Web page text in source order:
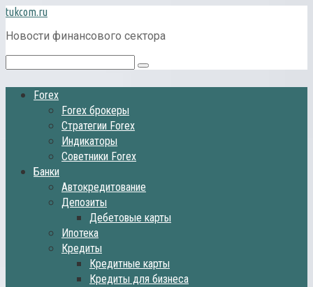
Перейти
к
контенту
tukcom.ru
Новости финансового сектора
Поиск:
Forex
Forex брокеры
Стратегии Forex
Индикаторы
Советники Forex
Банки
Автокредитование
Депозиты
Дебетовые карты
Ипотека
Кредиты
Кредитные карты
Кредиты для бизнеса